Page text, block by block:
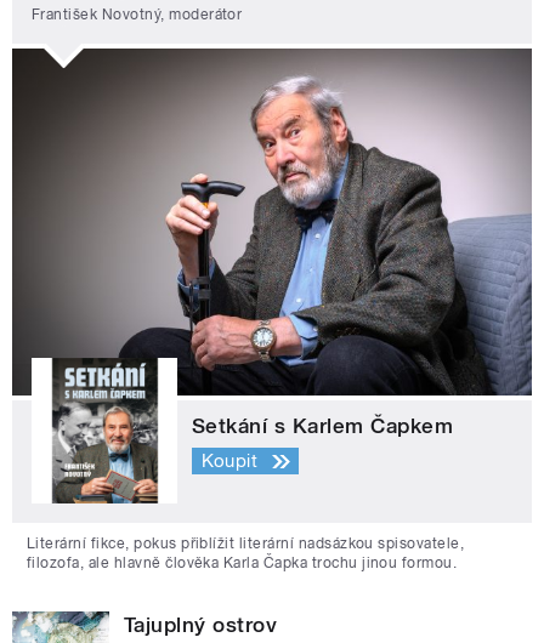
František Novotný, moderátor
Setkání s Karlem Čapkem
Koupit
Literární fikce, pokus přiblížit literární nadsázkou spisovatele,
filozofa, ale hlavně člověka Karla Čapka trochu jinou formou.
Tajuplný ostrov